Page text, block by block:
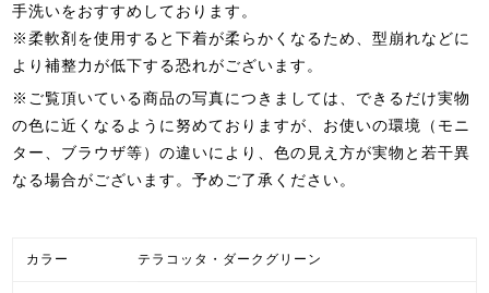
手洗いをおすすめしております。
※柔軟剤を使用すると下着が柔らかくなるため、型崩れなどに
より補整力が低下する恐れがございます。
※ご覧頂いている商品の写真につきましては、できるだけ実物
の色に近くなるように努めておりますが、お使いの環境（モニ
ター、ブラウザ等）の違いにより、色の見え方が実物と若干異
なる場合がございます。予めご了承ください。
カラー テラコッタ・ダークグリーン